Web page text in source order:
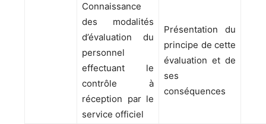
Connaissance
des modalités
d’évaluation du
personnel
effectuant le
contrôle à
réception par le
service officiel
Présentation du
principe de cette
évaluation et de
ses
conséquences